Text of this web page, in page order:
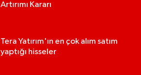
Artırımı Kararı
Tera Yatırım'ın en çok alım satım
yaptığı hisseler